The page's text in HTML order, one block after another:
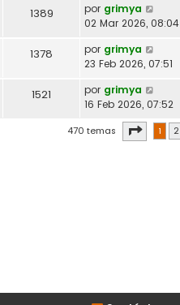
1389 por grimya
02 Mar 2026, 08:04
1378 por grimya
23 Feb 2026, 07:51
1521 por grimya
16 Feb 2026, 07:52
470 temas Página1
1 2